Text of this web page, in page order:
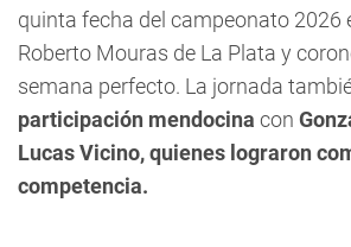
quinta fecha del campeonato 2026
Roberto Mouras de La Plata y
semana perfecto. La jornada
participación mendocina con
Lucas Vicino, quienes lograron
competencia.